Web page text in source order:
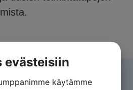
evästeisiin
käytämme